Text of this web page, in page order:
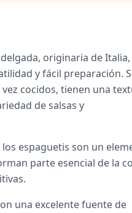
originaria de Italia,
y fácil preparación.
cocidos, tienen una
de salsas y
espaguetis son un
parte esencial de la
una excelente fuente de